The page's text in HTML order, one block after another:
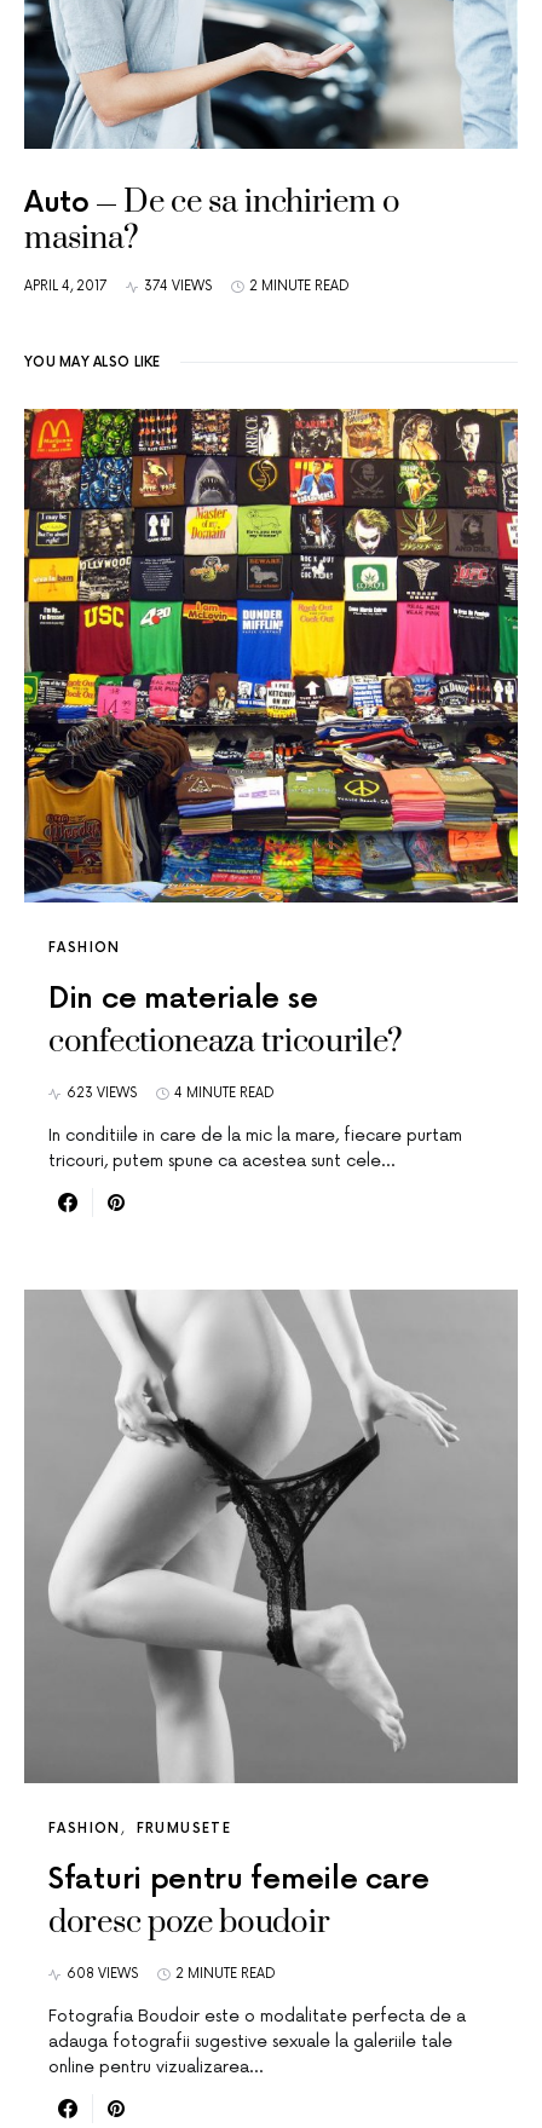
Auto
De ce sa inchiriem o
masina?
APRIL 4, 2017 374 VIEWS 2 MINUTE READ
YOU MAY ALSO LIKE
FASHION
Din ce materiale se
confectioneaza tricourile?
623 VIEWS 4 MINUTE READ
In conditiile in care de la mic la mare, fiecare purtam
tricouri, putem spune ca acestea sunt cele…
FASHION FRUMUSETE
Sfaturi pentru femeile care
doresc poze boudoir
608 VIEWS 2 MINUTE READ
Fotografia Boudoir este o modalitate perfecta de a
adauga fotografii sugestive sexuale la galeriile tale
online pentru vizualizarea…